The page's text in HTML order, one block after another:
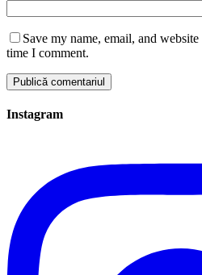
Save my name, email, and
time I comment.
Instagram